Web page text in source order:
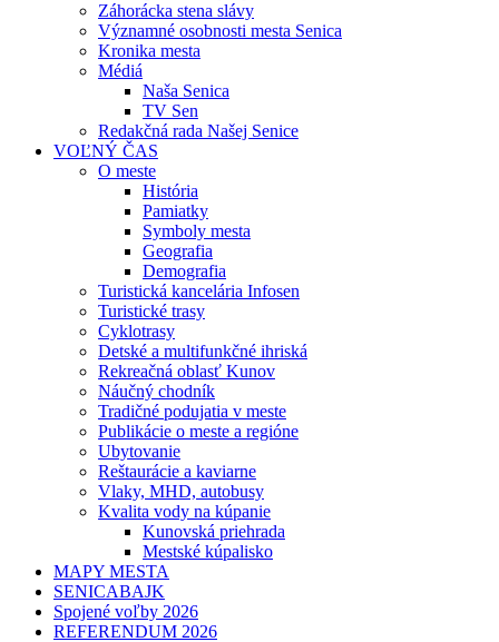
Záhorácka stena slávy
Významné osobnosti mesta Senica
Kronika mesta
Médiá
Naša Senica
TV Sen
Redakčná rada Našej Senice
VOĽNÝ ČAS
O meste
História
Pamiatky
Symboly mesta
Geografia
Demografia
Turistická kancelária Infosen
Turistické trasy
Cyklotrasy
Detské a multifunkčné ihriská
Rekreačná oblasť Kunov
Náučný chodník
Tradičné podujatia v meste
Publikácie o meste a regióne
Ubytovanie
Reštaurácie a kaviarne
Vlaky, MHD, autobusy
Kvalita vody na kúpanie
Kunovská priehrada
Mestské kúpalisko
MAPY MESTA
SENICABAJK
Spojené voľby 2026
REFERENDUM 2026